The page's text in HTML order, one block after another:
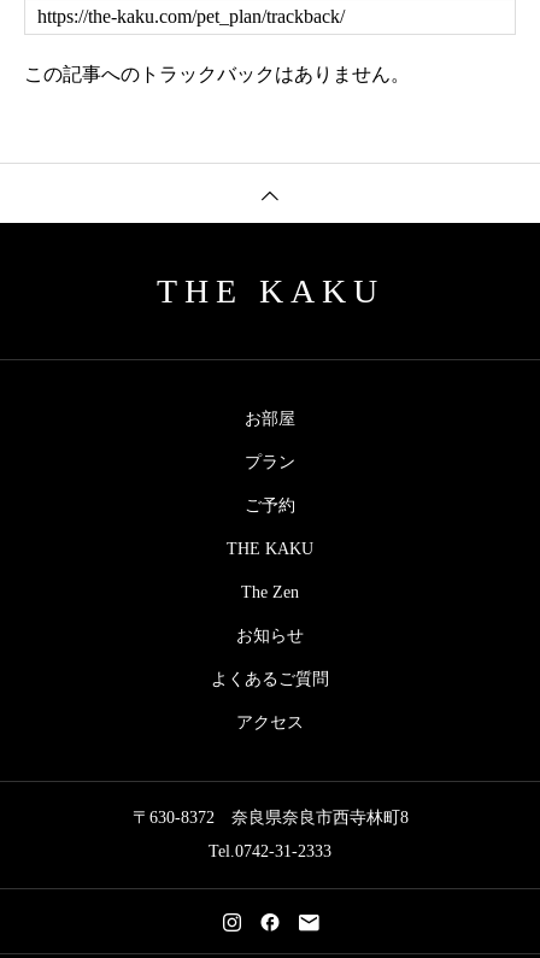
この記事へのトラックバックはありません。
THE KAKU
お部屋
プラン
ご予約
THE KAKU
The Zen
お知らせ
よくあるご質問
アクセス
〒630-8372 奈良県奈良市西寺林町8
Tel.0742-31-2333